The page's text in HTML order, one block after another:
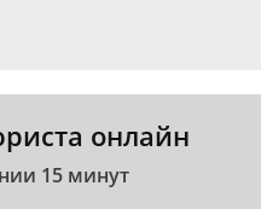
онлайн
15 минут